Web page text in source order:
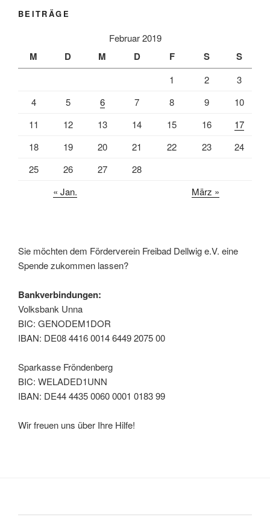
BEITRÄGE
Februar 2019
M D M D F S S
1 2
3
4
5 6 7 8 9
10
11
12 13 14 15 16
17
18
19 20 21 22 23
24
25
26 27
28
« Jan.
März »
Sie möchten dem Förderverein Freibad Dellwig e.V. eine
Spende zukommen lassen?
Bankverbindungen:
Volksbank Unna
BIC: GENODEM1DOR
IBAN: DE08 4416 0014 6449 2075 00
Sparkasse Fröndenberg
BIC: WELADED1UNN
IBAN: DE44 4435 0060 0001 0183 99
Wir freuen uns über Ihre Hilfe!